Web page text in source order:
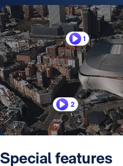
1
2
Special features